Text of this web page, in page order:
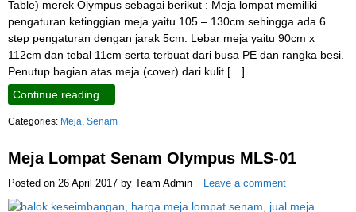
Table) merek Olympus sebagai berikut : Meja lompat memiliki
pengaturan ketinggian meja yaitu 105 – 130cm sehingga ada 6
step pengaturan dengan jarak 5cm. Lebar meja yaitu 90cm x
112cm dan tebal 11cm serta terbuat dari busa PE dan rangka besi.
Penutup bagian atas meja (cover) dari kulit […]
Continue reading…
Categories: Meja Senam
Meja Lompat Senam Olympus MLS-01
Posted on 26 April 2017 by Team Admin Leave a comment